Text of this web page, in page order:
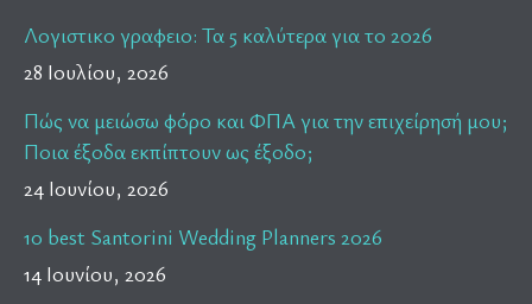
Λογιστικο γραφειο: Τα 5 καλύτερα για το 2026
28 Ιουλίου, 2026
Πώς να μειώσω φόρο και ΦΠΑ για την επιχείρησή μου;
Ποια έξοδα εκπίπτουν ως έξοδο;
24 Ιουνίου, 2026
10 best Santorini Wedding Planners 2026
14 Ιουνίου, 2026